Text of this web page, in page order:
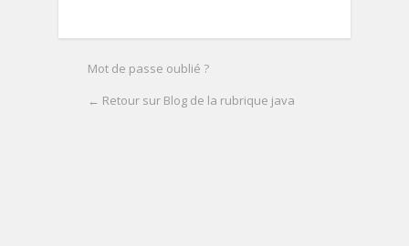
Mot de passe oublié ?
← Retour sur Blog de la rubrique java